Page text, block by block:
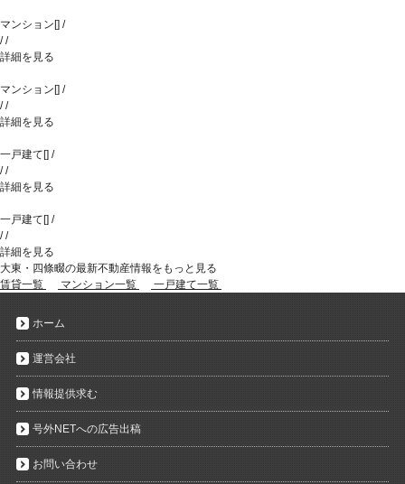
マンション[] /
//
詳細を見る
マンション[] /
//
詳細を見る
一戸建て[] /
//
詳細を見る
一戸建て[] /
//
詳細を見る
大東・四條畷の最新不動産情報をもっと見る
賃貸一覧
マンション一覧 一戸建て一覧
ホーム
運営会社
情報提供求む
号外NETへの広告出稿
お問い合わせ